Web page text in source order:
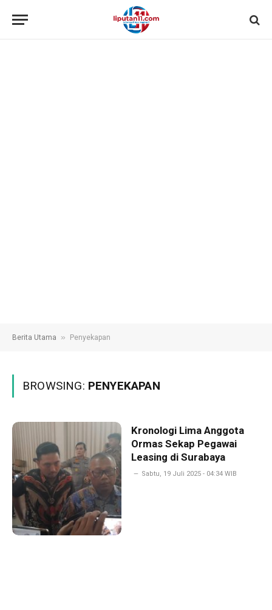
Berita Utama » Penyekapan
BROWSING: PENYEKAPAN
Kronologi Lima Anggota
Ormas Sekap Pegawai
Leasing di Surabaya
Sabtu, 19 Juli 2025 - 04:34 WIB